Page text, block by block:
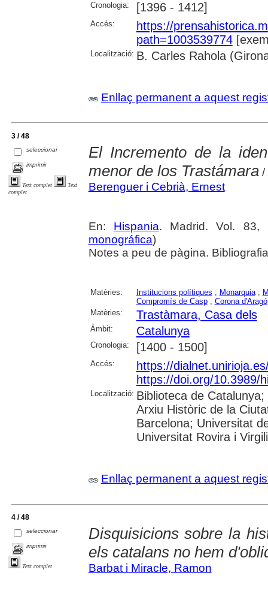
Cronologia: [1396 - 1412]
Accés:
https://
path=1003539774
Localització: B. Carles Rahola
Enllaç permanent a aquest
3 / 48
seleccionar
imprimir
Text complet
Text
complet
El Incremento de la
menor de los Trastámara/
Berenguer i Cebrià, Ernest
En: Hispania. Madrid. Vol.
monográfica)
Notes a peu de pàgina.
Matèries: Institucions polítiques ; Monarquia;
Compromís de Casp; Corona d'Aragó
Matèries:
Trastàmara, Casa dels
Àmbit: Catalunya
Cronologia: [1400 - 1500]
Accés:
https://
https://doi.org/10.3989/
Localització: Biblioteca de
Arxiu Històric de la
Barcelona; Universitat
Universitat Rovira i
Enllaç permanent a aquest
4 / 48
seleccionar
imprimir
Text complet
Disquisicions sobre la
els catalans no hem
Barbat i Miracle, Ramon